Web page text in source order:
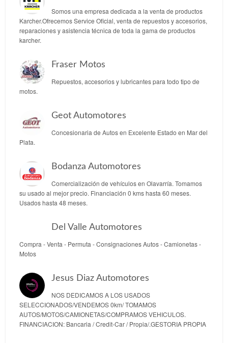
Somos una empresa dedicada a la venta de productos
Karcher.Ofrecemos Service Oficial, venta de repuestos y accesorios,
reparaciones y asistencia técnica de toda la gama de productos
karcher.
Fraser Motos
Repuestos, accesorios y lubricantes para todo tipo de
motos.
Geot Automotores
Concesionaria de Autos en Excelente Estado en Mar del
Plata.
Bodanza Automotores
Comercialización de vehículos en Olavarría. Tomamos
su usado al mejor precio. Financiación 0 kms hasta 60 meses.
Usados hasta 48 meses.
Del Valle Automotores
Compra - Venta - Permuta - Consignaciones Autos - Camionetas -
Motos
Jesus Diaz Automotores
NOS DEDICAMOS A LOS USADOS
SELECCIONADOS/VENDEMOS 0km/ TOMAMOS
AUTOS/MOTOS/CAMIONETAS/COMPRAMOS VEHICULOS.
FINANCIACION: Bancaria / Credit-Car / Propia/.GESTORIA PROPIA